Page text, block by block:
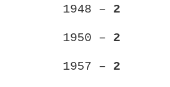
1948 – 2
1950 – 2
1957 – 2